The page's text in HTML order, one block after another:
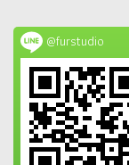
@furstudio